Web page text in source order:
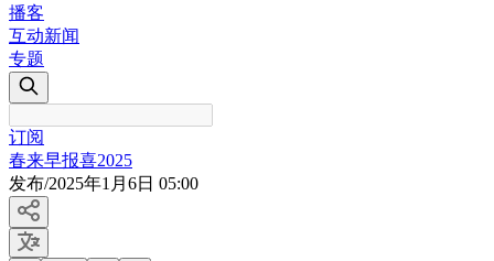
播客
互动新闻
专题
订阅
春来早报喜2025
发布/2025年1月6日 05:00